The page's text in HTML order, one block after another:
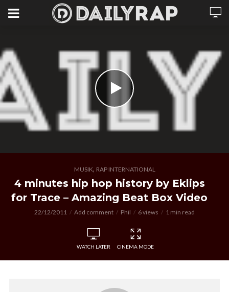
MUSIK, RAP INTERNATIONAL
4 minutes hip hop history by Eklips
for Trace – Amazing Beat Box Video
22/12/2011 Add comment Phil 6 views 1 min read
WATCH LATER CINEMA MODE